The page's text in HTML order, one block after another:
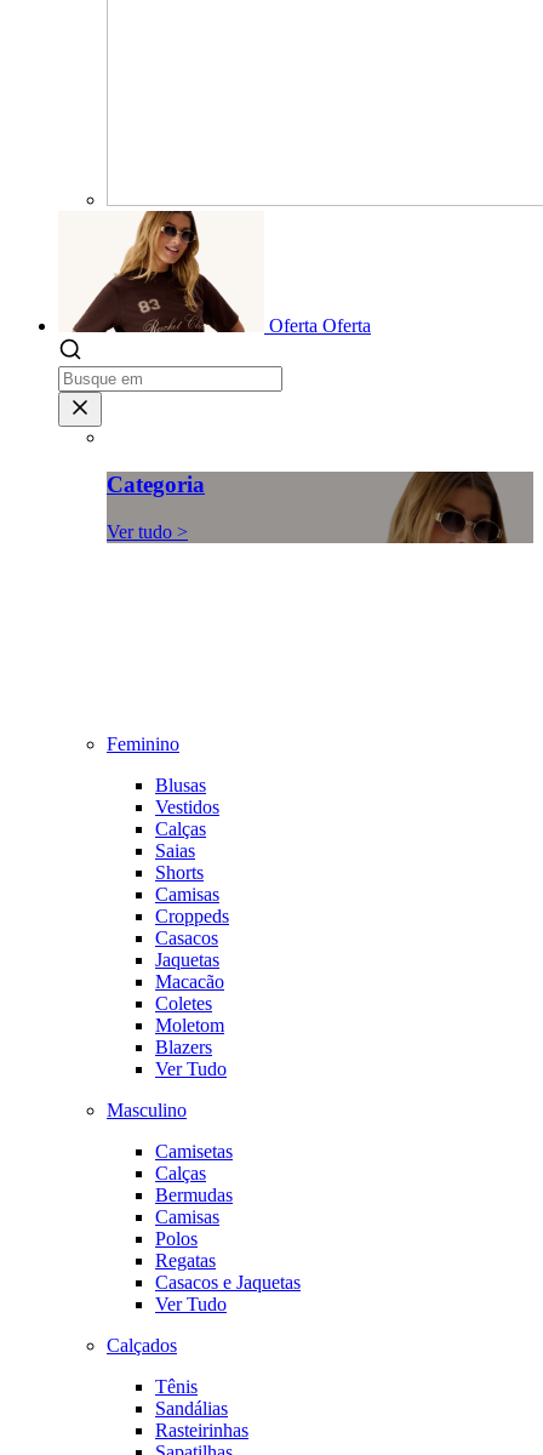
Oferta Oferta
Categoria
Ver tudo >
Feminino
Blusas
Vestidos
Calças
Saias
Shorts
Camisas
Croppeds
Casacos
Jaquetas
Macacão
Coletes
Moletom
Blazers
Ver Tudo
Masculino
Camisetas
Calças
Bermudas
Camisas
Polos
Regatas
Casacos e Jaquetas
Ver Tudo
Calçados
Tênis
Sandálias
Rasteirinhas